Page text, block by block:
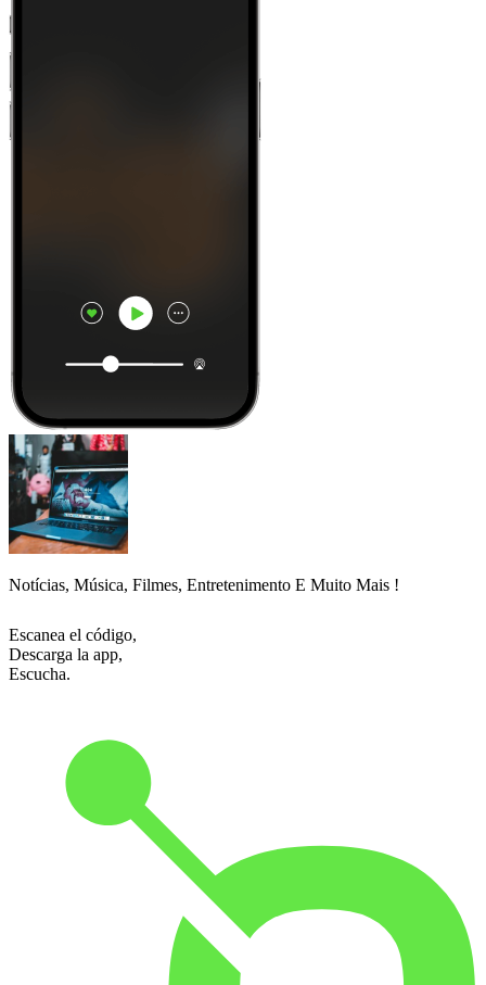
Notícias, Música, Filmes, Entretenimento E Muito Mais !
Escanea el código,
Descarga la app,
Escucha.